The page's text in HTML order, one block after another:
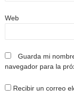
Web
Guarda mi
navegador para la
Recibir un correo